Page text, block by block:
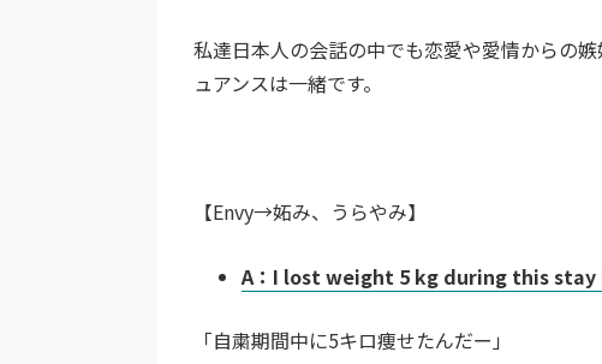
私達日本人の会話の中でも恋愛や愛情からの
ュアンスは一緒です。
【Envy→妬み、うらやみ】
A：I lost weight 5 kg during this
「自粛期間中に5キロ痩せたんだー」